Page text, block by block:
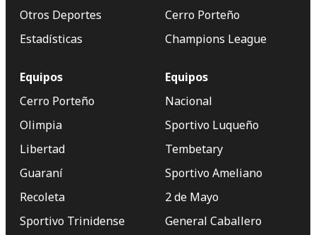
Otros Deportes
Estadísticas
Cerro Porteño
Champions League
Equipos
Cerro Porteño
Olimpia
Libertad
Guaraní
Recoleta
Sportivo Trinidense
Equipos
Nacional
Sportivo Luqueño
Tembetary
Sportivo Ameliano
2 de Mayo
General Caballero